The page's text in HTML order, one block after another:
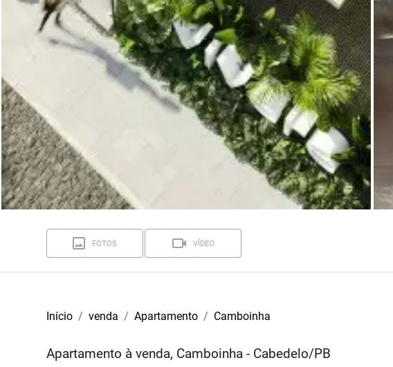
FOTOS VÍDEO
Início venda Apartamento Camboinha
Apartamento à venda, Camboinha - Cabedelo/PB